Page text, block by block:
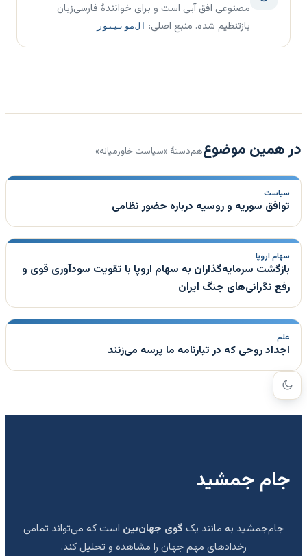
مصنوعی افق آبی است و برای خوانندهٔ فارسی‌زبان
بازتنظیم شده. منبع اصلی:
ال‌مونیتور
در همین موضوعهم‌دستهٔ «سیاست خاورمیانه»
سیاست
توافق سوریه و روسیه درباره حضور نظامی
سهام اروپا
بازگشت سرمایه‌گذاران به سهام اروپا با تقویت سودآوری قوی و
رفع نگرانی‌های جنگ ایران
علم
اجداد روحی که در تبارنامه ما پرسه می‌زنند
جام جمشید
جام‌جمشید به مانند یک گوی جهان‌بین است که می‌تواند تمامی
رخدادهای مهم جهان را مشاهده و تحلیل کند.